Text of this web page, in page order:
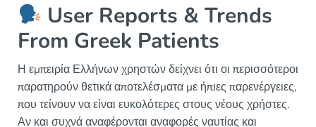
User Reports & Trends
From Greek Patients
Η εμπειρία Ελλήνων χρηστών δείχνει ότι οι περισσότεροι
παρατηρούν θετικά αποτελέσματα με ήπιες παρενέργειες,
που τείνουν να είναι ευκολότερες στους νέους χρήστες.
Αν και συχνά αναφέρονται αναφορές ναυτίας και